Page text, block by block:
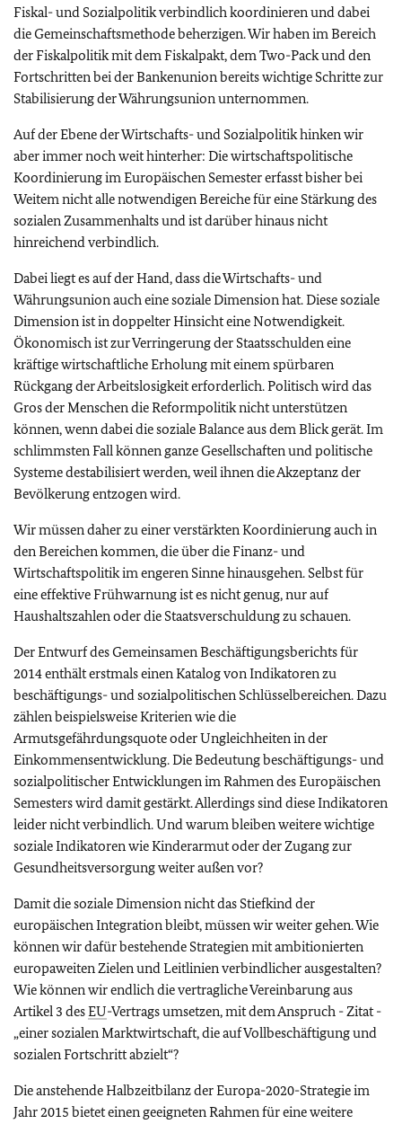
Fiskal- und Sozialpolitik verbindlich koordinieren und dabei
die Gemeinschaftsmethode beherzigen. Wir haben im Bereich
der Fiskalpolitik mit dem Fiskalpakt, dem Two-Pack und den
Fortschritten bei der Bankenunion bereits wichtige Schritte zur
Stabilisierung der Währungsunion unternommen.
Auf der Ebene der Wirtschafts- und Sozialpolitik hinken wir
aber immer noch weit hinterher: Die wirtschaftspolitische
Koordinierung im Europäischen Semester erfasst bisher bei
Weitem nicht alle notwendigen Bereiche für eine Stärkung des
sozialen Zusammenhalts und ist darüber hinaus nicht
hinreichend verbindlich.
Dabei liegt es auf der Hand, dass die Wirtschafts- und
Währungsunion auch eine soziale Dimension hat. Diese soziale
Dimension ist in doppelter Hinsicht eine Notwendigkeit.
Ökonomisch ist zur Verringerung der Staatsschulden eine
kräftige wirtschaftliche Erholung mit einem spürbaren
Rückgang der Arbeitslosigkeit erforderlich. Politisch wird das
Gros der Menschen die Reformpolitik nicht unterstützen
können, wenn dabei die soziale Balance aus dem Blick gerät. Im
schlimmsten Fall können ganze Gesellschaften und politische
Systeme destabilisiert werden, weil ihnen die Akzeptanz der
Bevölkerung entzogen wird.
Wir müssen daher zu einer verstärkten Koordinierung auch in
den Bereichen kommen, die über die Finanz- und
Wirtschaftspolitik im engeren Sinne hinausgehen. Selbst für
eine effektive Frühwarnung ist es nicht genug, nur auf
Haushaltszahlen oder die Staatsverschuldung zu schauen.
Der Entwurf des Gemeinsamen Beschäftigungsberichts für
2014 enthält erstmals einen Katalog von Indikatoren zu
beschäftigungs- und sozialpolitischen Schlüsselbereichen. Dazu
zählen beispielsweise Kriterien wie die
Armutsgefährdungsquote oder Ungleichheiten in der
Einkommensentwicklung. Die Bedeutung beschäftigungs- und
sozialpolitischer Entwicklungen im Rahmen des Europäischen
Semesters wird damit gestärkt. Allerdings sind diese Indikatoren
leider nicht verbindlich. Und warum bleiben weitere wichtige
soziale Indikatoren wie Kinderarmut oder der Zugang zur
Gesundheitsversorgung weiter außen vor?
Damit die soziale Dimension nicht das Stiefkind der
europäischen Integration bleibt, müssen wir weiter gehen. Wie
können wir dafür bestehende Strategien mit ambitionierten
europaweiten Zielen und Leitlinien verbindlicher ausgestalten?
Wie können wir endlich die vertragliche Vereinbarung aus
Artikel 3 desEU-Vertrags umsetzen, mit dem Anspruch - Zitat -
„einer sozialen Marktwirtschaft, die auf Vollbeschäftigung und
sozialen Fortschritt abzielt“?
Die anstehende Halbzeitbilanz der Europa-2020-Strategie im
Jahr 2015 bietet einen geeigneten Rahmen für eine weitere